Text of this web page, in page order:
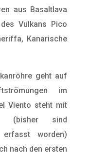
aus Basaltlava
Vulkans Pico
Kanarische
geht auf
im
Viento steht mit
(bisher sind
worden)
nach den ersten